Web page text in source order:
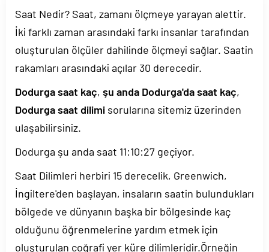
Saat Nedir? Saat, zamanı ölçmeye yarayan alettir.
İki farklı zaman arasındaki farkı insanlar tarafından
oluşturulan ölçüler dahilinde ölçmeyi sağlar. Saatin
rakamları arasındaki açılar 30 derecedir.
Dodurga saat kaç, şu anda Dodurga'da saat kaç,
Dodurga saat dilimi sorularına sitemiz üzerinden
ulaşabilirsiniz.
Dodurga şu anda saat 11:10:27 geçiyor.
Saat Dilimleri herbiri 15 derecelik, Greenwich,
İngiltere'den başlayan, insaların saatin bulundukları
bölgede ve dünyanın başka bir bölgesinde kaç
olduğunu öğrenmelerine yardım etmek için
oluşturulan coğrafi yer küre dilimleridir.Örneğin